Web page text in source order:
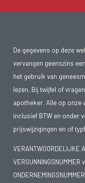
De gegevens op deze
vervangen geenszins
het gebruik van
lezen. Bij twijfel of
apotheker. Alle op onze
inclusief BTW en onder
prijswijzigingen en of
VERANTWOORDELIJKE